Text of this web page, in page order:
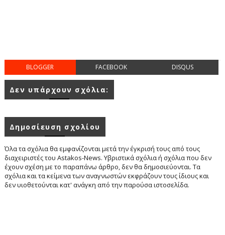
BLOGGER FACEBOOK DISQUS
Δεν υπάρχουν σχόλια:
Δημοσίευση σχολίου
Όλα τα σχόλια θα εμφανίζονται μετά την έγκρισή τους από τους
διαχειριστές του Astakos-News. Υβριστικά σχόλια ή σχόλια που δεν
έχουν σχέση με το παραπάνω άρθρο, δεν θα δημοσιεύονται. Τα
σχόλια και τα κείμενα των αναγνωστών εκφράζουν τους ίδιους και
δεν υιοθετούνται κατ' ανάγκη από την παρούσα ιστοσελίδα.